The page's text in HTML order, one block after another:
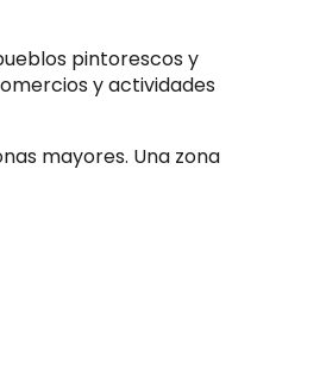
pintorescos y
y actividades
mayores. Una zona